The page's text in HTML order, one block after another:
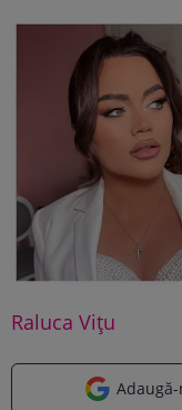
Raluca Vițu